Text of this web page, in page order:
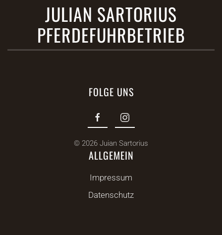
JULIAN SARTORIUS
PFERDEFUHRBETRIEB
FOLGE UNS
© 2026 Juian Sartorius
ALLGEMEIN
Impressum
Datenschutz